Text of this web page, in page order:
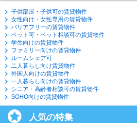
子供部屋・子供可の賃貸物件
女性向け・女性専用の賃貸物件
バリアフリーの賃貸物件
ペット可・ペット相談可の賃貸物件
学生向けの賃貸物件
ファミリー向けの賃貸物件
ルームシェア可
二人暮らし向け賃貸物件
外国人向けの賃貸物件
一人暮らし向けの賃貸物件
シニア・高齢者相談可の賃貸物件
SOHO向けの賃貸物件
人気の特集